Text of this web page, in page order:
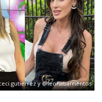
y @leonabarrientos